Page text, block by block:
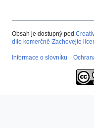
Obsah je dostupný pod
dílo komerčně-Zachovejte
Informace o slovníku